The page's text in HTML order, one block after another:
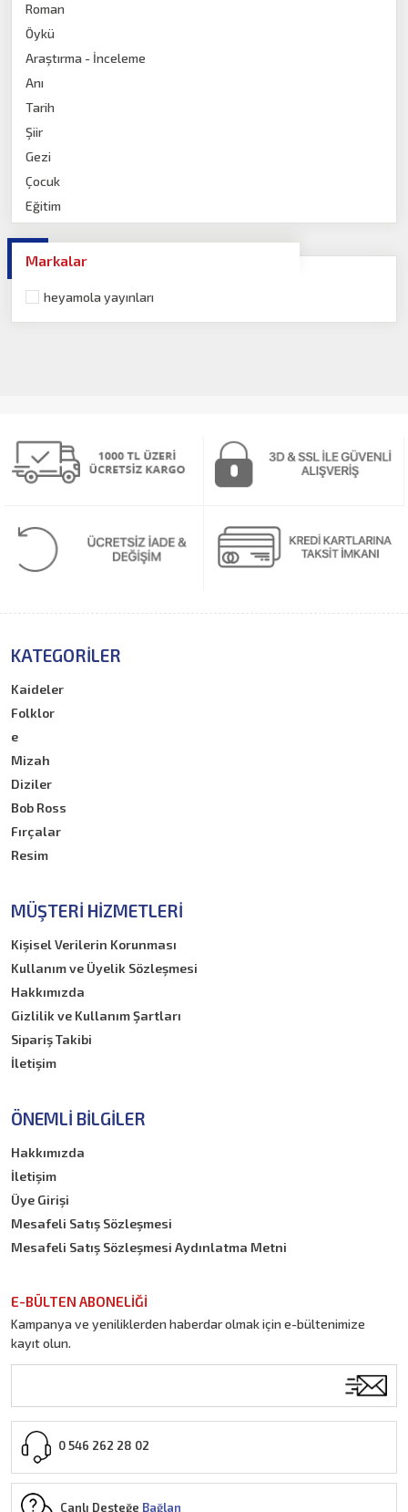
Roman
Öykü
Araştırma - İnceleme
Anı
Tarih
Şiir
Gezi
Çocuk
Eğitim
Bilim ve Teknoloji
İstanbul Kitapları
tarih-arkeoloji
Psikoloji
Sözlük
Markalar
heyamola yayınları
KATEGORILER
Kaideler
Folklor
e
Mizah
Diziler
Bob Ross
Fırçalar
Resim
MÜŞTERI HIZMETLERI
Kişisel Verilerin Korunması
Kullanım ve Üyelik Sözleşmesi
Hakkımızda
Gizlilik ve Kullanım Şartları
Sipariş Takibi
İletişim
ÖNEMLI BILGILER
Hakkımızda
İletişim
Üye Girişi
Mesafeli Satış Sözleşmesi
Mesafeli Satış Sözleşmesi Aydınlatma Metni
E-BÜLTEN ABONELİĞİ
Kampanya ve yeniliklerden haberdar olmak için e-bültenimize
kayıt olun.
0 546 262 28 02
Canlı Desteğe Bağlan